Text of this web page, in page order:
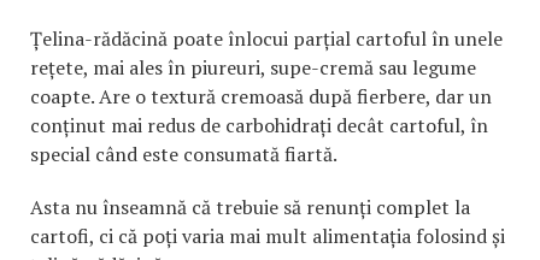
Țelina-rădăcină poate înlocui parțial cartoful în unele
rețete, mai ales în piureuri, supe-cremă sau legume
coapte. Are o textură cremoasă după fierbere, dar un
conținut mai redus de carbohidrați decât cartoful, în
special când este consumată fiartă.
Asta nu înseamnă că trebuie să renunți complet la
cartofi, ci că poți varia mai mult alimentația folosind și